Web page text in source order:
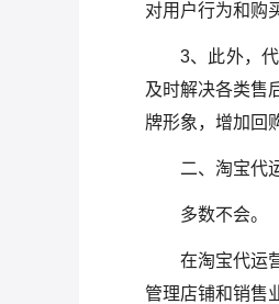
对用户行为和购
3、此外，
及时解决各类售
牌形象，增加回
二、淘宝代
多数不会。
在淘宝代运
管理店铺和销售